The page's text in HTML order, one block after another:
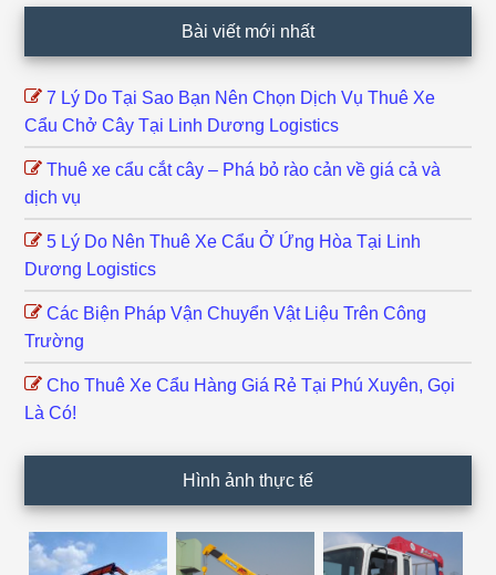
Bài viết mới nhất
7 Lý Do Tại Sao Bạn Nên Chọn Dịch Vụ Thuê Xe
Cẩu Chở Cây Tại Linh Dương Logistics
Thuê xe cẩu cắt cây – Phá bỏ rào cản về giá cả và
dịch vụ
5 Lý Do Nên Thuê Xe Cẩu Ở Ứng Hòa Tại Linh
Dương Logistics
Các Biện Pháp Vận Chuyển Vật Liệu Trên Công
Trường
Cho Thuê Xe Cẩu Hàng Giá Rẻ Tại Phú Xuyên, Gọi
Là Có!
Hình ảnh thực tế